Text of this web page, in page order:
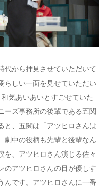
代から拝見させていただいて
らしい一面を見せていただい
気あいあいとすごせていた
ーズ事務所の後輩である五関
と、五関は「アツヒロさんは
劇中の役柄も先輩と後輩なん
を、アツヒロさん演じる佐々
のアツヒロさんの目が優しす
んです。アツヒロさんに一番